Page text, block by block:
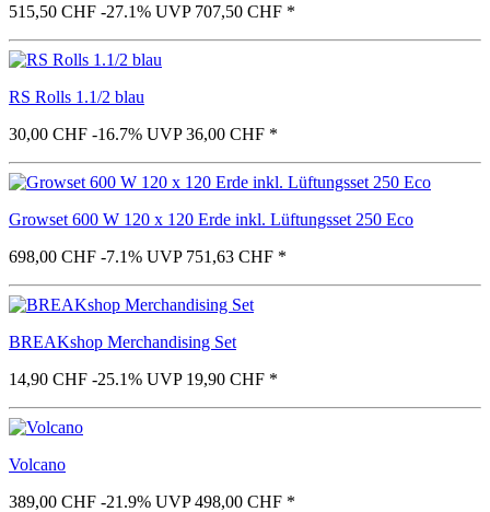
515,50 CHF -27.1% UVP 707,50 CHF *
RS Rolls 1.1/2 blau
30,00 CHF -16.7% UVP 36,00 CHF *
Growset 600 W 120 x 120 Erde inkl. Lüftungsset 250 Eco
698,00 CHF -7.1% UVP 751,63 CHF *
BREAKshop Merchandising Set
14,90 CHF -25.1% UVP 19,90 CHF *
Volcano
389,00 CHF -21.9% UVP 498,00 CHF *